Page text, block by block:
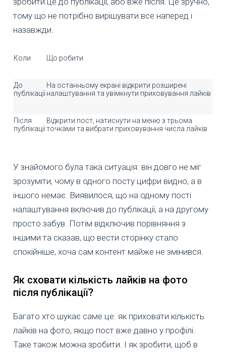
тому що не потрібно вирішувати все наперед і
назавжди.
Коли Що робити
До
публікації
На останньому екрані відкрити розширені
налаштування та увімкнути приховування лайків
Після
публікації
Відкрити пост, натиснути на меню з трьома
точками та вибрати приховування числа лайків
У знайомого була така ситуація: він довго не міг
зрозуміти, чому в одного посту цифри видно, а в
іншого немає. Виявилося, що на одному пості
налаштування включив до публікації, а на другому
просто забув. Потім відключив порівняння з
іншими та сказав, що вести сторінку стало
спокійніше, хоча сам контент майже не змінився.
Як сховати кількість лайків на фото
після публікації?
Багато хто шукає саме це: як приховати кількість
лайків на фото, якщо пост вже давно у профілі.
Таке також можна зробити. І як зробити, щоб в